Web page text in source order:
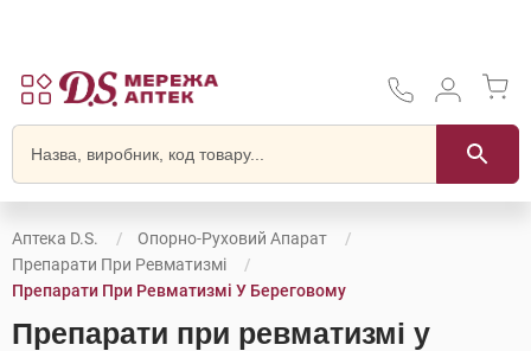
Аптека D.S.
Опорно-Руховий Апарат
Препарати При Ревматизмі
Препарати При Ревматизмі У Береговому
Препарати при ревматизмі у